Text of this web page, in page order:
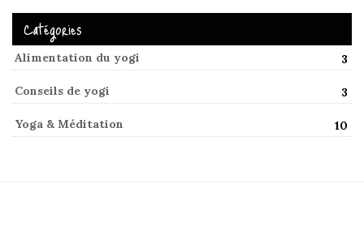
Catégories
Alimentation du yogi 3
Conseils de yogi 3
Yoga & Méditation 10